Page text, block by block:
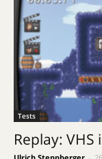
Tests
Replay: VHS